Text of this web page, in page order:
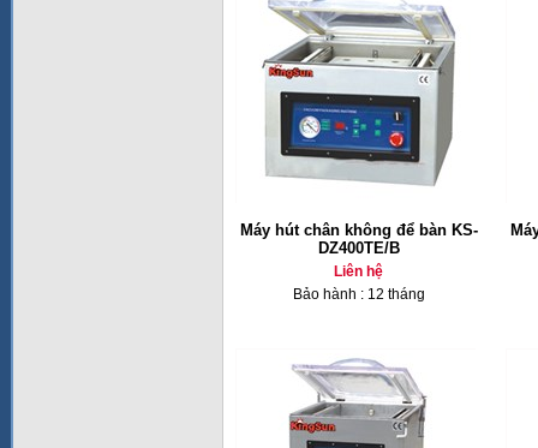
Máy hút chân không để bàn KS-
DZ400TE/B
Liên hệ
Bảo hành : 12 tháng